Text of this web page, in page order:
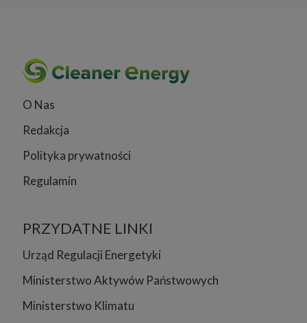
O Nas
Redakcja
Polityka prywatności
Regulamin
PRZYDATNE LINKI
Urząd Regulacji Energetyki
Ministerstwo Aktywów Państwowych
Ministerstwo Klimatu